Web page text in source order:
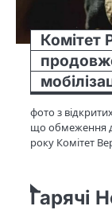
Комітет
фото з
що обмеження
року Комітет
Гарячі